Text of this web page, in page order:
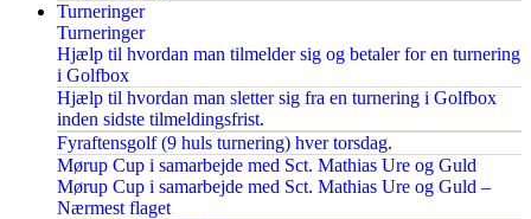
Turneringer
Turneringer
Hjælp til hvordan man tilmelder sig og betaler for en turnering
i Golfbox
Hjælp til hvordan man sletter sig fra en turnering i Golfbox
inden sidste tilmeldingsfrist.
Fyraftensgolf (9 huls turnering) hver torsdag.
Mørup Cup i samarbejde med Sct. Mathias Ure og Guld
Mørup Cup i samarbejde med Sct. Mathias Ure og Guld –
Nærmest flaget